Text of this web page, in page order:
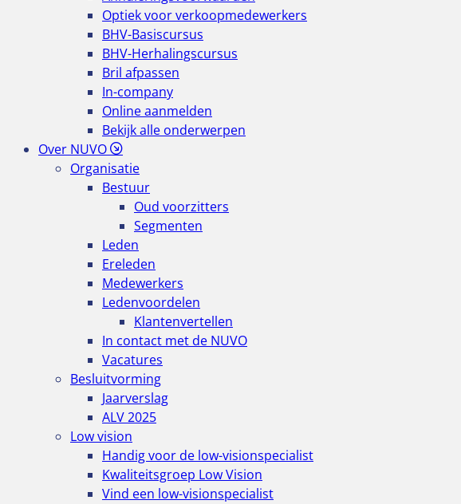
Optiek voor verkoopmedewerkers
BHV-Basiscursus
BHV-Herhalingscursus
Bril afpassen
In-company
Online aanmelden
Bekijk alle onderwerpen
Over NUVO
Organisatie
Bestuur
Oud voorzitters
Segmenten
Leden
Ereleden
Medewerkers
Ledenvoordelen
Klantenvertellen
In contact met de NUVO
Vacatures
Besluitvorming
Jaarverslag
ALV 2025
Low vision
Handig voor de low-visionspecialist
Kwaliteitsgroep Low Vision
Vind een low-visionspecialist